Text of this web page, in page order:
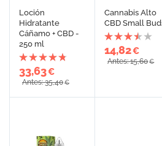
Loción
Hidratante
Cáñamo + CBD -
250 ml
33,63€
Antes: 35,40€
Cannabis Alto
CBD Small
14,82€
Antes: 15,60€